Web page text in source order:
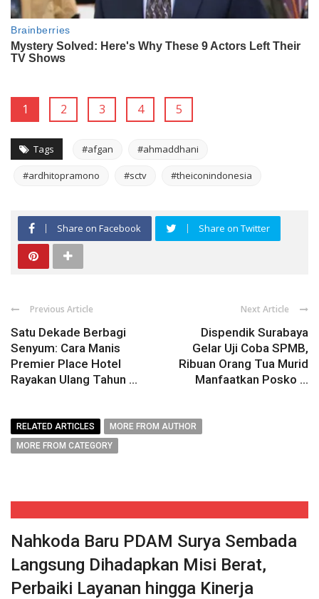
1 2 3 4 5
Tags #afgan #ahmaddhani
#ardhitopramono #sctv #theiconindonesia
Share on Facebook Share on Twitter
Previous Article
Satu Dekade Berbagi
Senyum: Cara Manis
Premier Place Hotel
Rayakan Ulang Tahun ...
Next Article
Dispendik Surabaya
Gelar Uji Coba SPMB,
Ribuan Orang Tua Murid
Manfaatkan Posko ...
RELATED ARTICLES
MORE FROM AUTHOR
MORE FROM CATEGORY
Nahkoda Baru PDAM Surya Sembada
Langsung Dihadapkan Misi Berat,
Perbaiki Layanan hingga Kinerja